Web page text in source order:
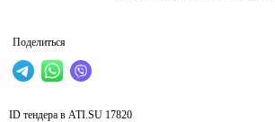
Поделиться
ID тендера в ATI.SU 17820